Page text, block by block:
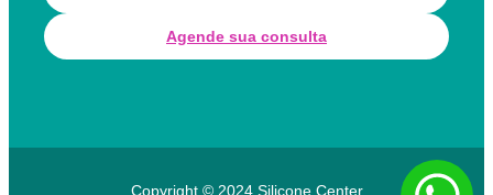
Agende sua consulta
Copyright © 2024 Silicone Center